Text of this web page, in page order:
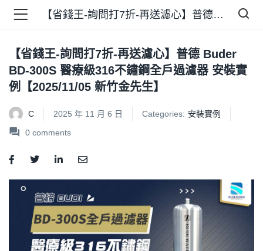
)
)
王 )
【省錢王-詢問打7折-再送濾心】普德 Buder BD-300S 醫療級316不鏽鋼全戶過濾器 安裝實例【2025/11/05 新竹金先生】
【省錢王-詢問打7折-再送濾心】普德 Buder
BD-300S 醫療級316不鏽鋼全戶過濾器 安裝實
例【2025/11/05 新竹金先生】
C 2025 年 11 月 6 日 Categories: 安裝實例
0 comments